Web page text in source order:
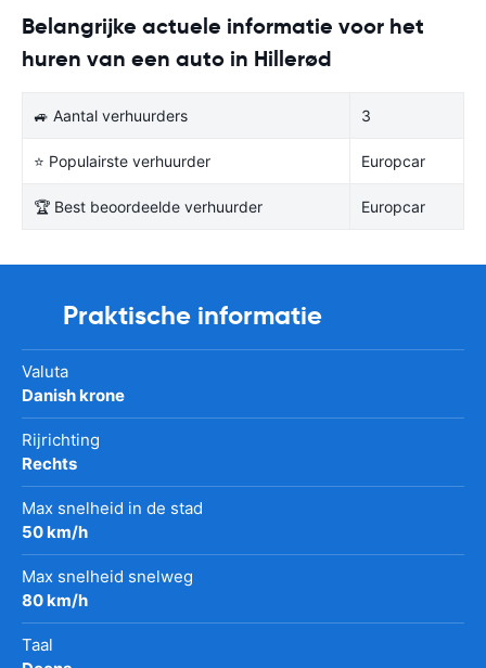
Belangrijke actuele informatie voor het
huren van een auto in Hillerød
🚙 Aantal verhuurders 3
⭐ Populairste verhuurder Europcar
🏆 Best beoordeelde verhuurder Europcar
Praktische informatie
Valuta
Danish krone
Rijrichting
Rechts
Max snelheid in de stad
50 km/h
Max snelheid snelweg
80 km/h
Taal